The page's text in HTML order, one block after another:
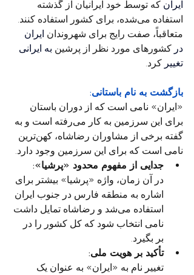
ایران که توسط خود ایرانیان از گذشته
استفاده می‌شده، برای کشور استفاده کنند.
متعاقباً، صفت رایج برای شهروندان ایران
در کشورهای مورد نظر از پرشین به ایرانی
تغییر کرد.
بازگشت به نام باستانی:
«ایران» نامی است که از دوران باستان
برای این سرزمین به کار می‌رفته است و به
گفته برخی از مشاوران رضاشاه، کهن‌ترین
نامی است که برای این سرزمین وجود دارد.
جدایی از مفهوم محدود «پرشیا»:
در آن زمان، واژه «پرشیا» بیشتر برای
اشاره به منطقه فارس در جنوب ایران
استفاده می‌شد و رضاشاه تمایل داشت
نامی انتخاب شود که کل کشور را در
بر بگیرد.
تأکید بر هویت ملی:
تغییر نام به «ایران» به عنوان یک